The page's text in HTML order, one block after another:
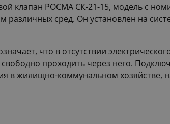
клапан РОСМА СК-21-15, модель с
сред. Он установлен на
что в отсутствии
проходить через него.
в жилищно-коммунальном хозяйстве,